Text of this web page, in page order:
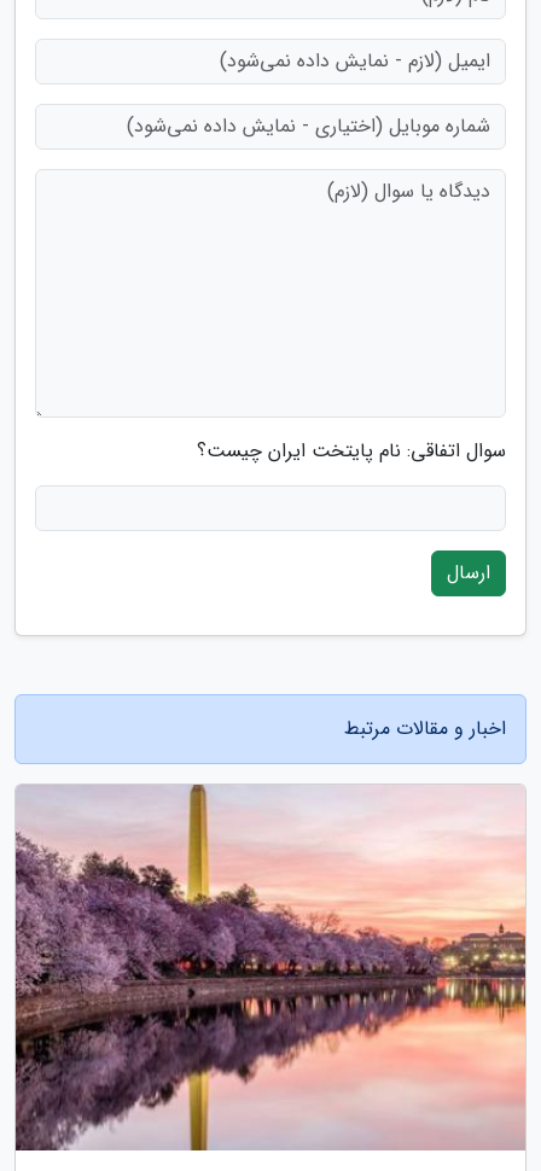
سوال اتفاقی: نام پایتخت ایران چیست؟
ارسال
اخبار و مقالات مرتبط